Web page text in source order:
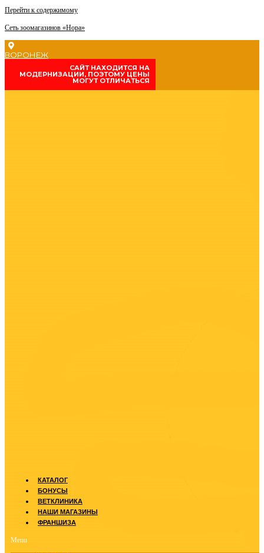
Перейти к содержимому
Сеть зоомагазинов «Нора»
ВОРОНЕЖ
CАЙТ НАХОДИТСЯ НА
МОДЕРНИЗАЦИИ, ПОЭТОМУ ЦЕНЫ
МОГУТ ОТЛИЧАТЬСЯ
КАТАЛОГ
БОНУСЫ
ВЕТКЛИНИКА
НАШИ МАГАЗИНЫ
ФРАНШИЗА
Menu